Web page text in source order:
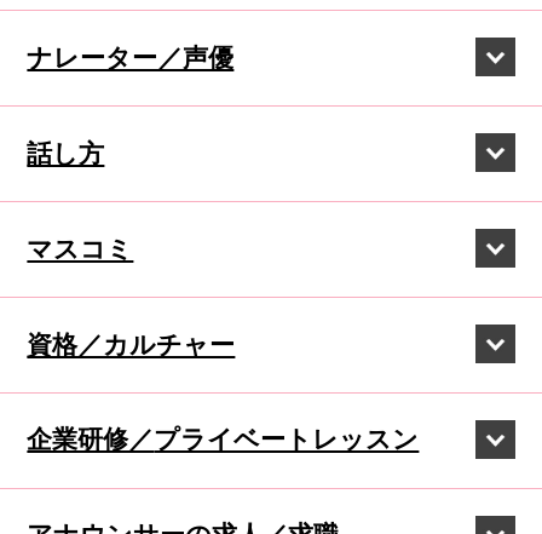
ナレーター／声優
話し方
マスコミ
資格／カルチャー
企業研修／プライベートレッスン